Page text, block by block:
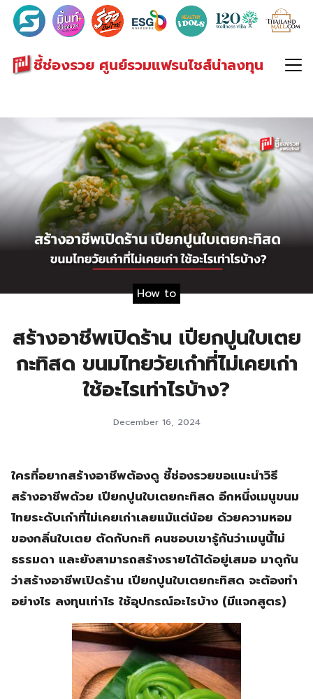
ชี้ช่องรวย ศูนย์รวมแฟรนไชส์น่าลงทุน
Search
for:
How to
สร้างอาชีพเปิดร้าน เปียกปูนใบเตย
กะทิสด ขนมไทยวัยเก๋าที่ไม่เคยเก่า
ใช้อะไรเท่าไรบ้าง?
December 16, 2024
ใครที่อยากสร้างอาชีพต้องดู ชี้ช่องรวยขอแนะนำวิธี
สร้างอาชีพด้วย เปียกปูนใบเตยกะทิสด อีกหนึ่งเมนูขนม
ไทยระดับเก๋าที่ไม่เคยเก่าเลยแม้แต่น้อย ด้วยความหอม
ของกลิ่นใบเตย ตัดกับกะทิ คนชอบเขารู้กันว่าเมนูนี้ไม่
ธรรมดา และยังสามารถสร้างรายได้ได้อยู่เสมอ มาดูกัน
ว่าสร้างอาชีพเปิดร้าน เปียกปูนใบเตยกะทิสด จะต้องทำ
อย่างไร ลงทุนเท่าไร ใช้อุปกรณ์อะไรบ้าง (มีแจกสูตร)